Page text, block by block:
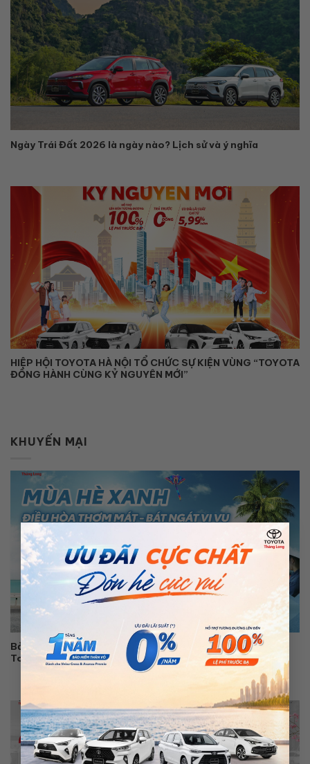
×
Ngày Trái Đất 2026 là ngày nào? Lịch sử và ý nghĩa
HIỆP HỘI TOYOTA HÀ NỘI TỔ CHỨC SỰ KIỆN VÙNG “TOYOTA
ĐỒNG HÀNH CÙNG KỶ NGUYÊN MỚI”
KHUYẾN MẠI
Bảo Dưỡng Điều Hòa Ô Tô Thơm Mát, Bát Ngát Vi Vu Cùng
Toyota Thăng Long